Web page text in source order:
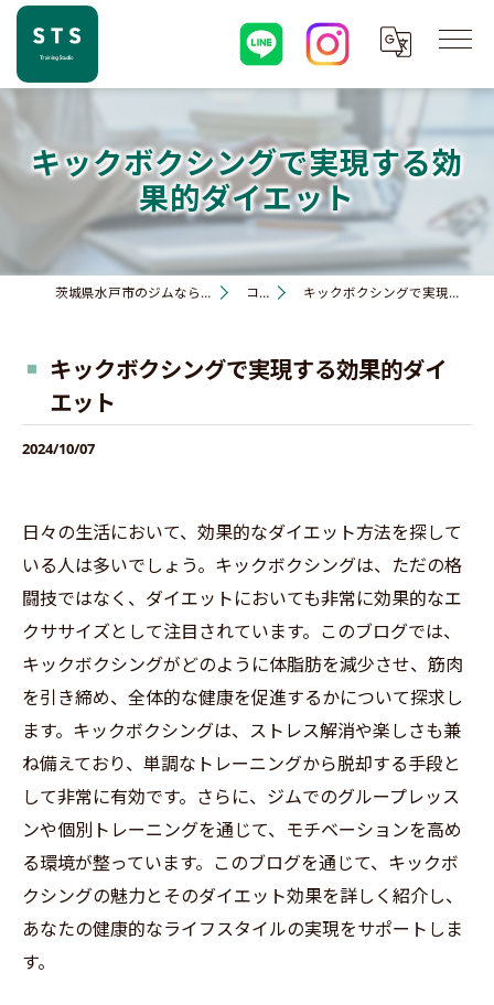
キックボクシングで実現する効
果的ダイエット
茨城県水戸市のジムならSTS training studio コラム キックボクシングで実現する効果的ダイエット
キックボクシングで実現する効果的ダイ
エット
2024/10/07
日々の生活において、効果的なダイエット方法を探して
いる人は多いでしょう。キックボクシングは、ただの格
闘技ではなく、ダイエットにおいても非常に効果的なエ
クササイズとして注目されています。このブログでは、
キックボクシングがどのように体脂肪を減少させ、筋肉
を引き締め、全体的な健康を促進するかについて探求し
ます。キックボクシングは、ストレス解消や楽しさも兼
ね備えており、単調なトレーニングから脱却する手段と
して非常に有効です。さらに、ジムでのグループレッス
ンや個別トレーニングを通じて、モチベーションを高め
る環境が整っています。このブログを通じて、キックボ
クシングの魅力とそのダイエット効果を詳しく紹介し、
あなたの健康的なライフスタイルの実現をサポートしま
す。